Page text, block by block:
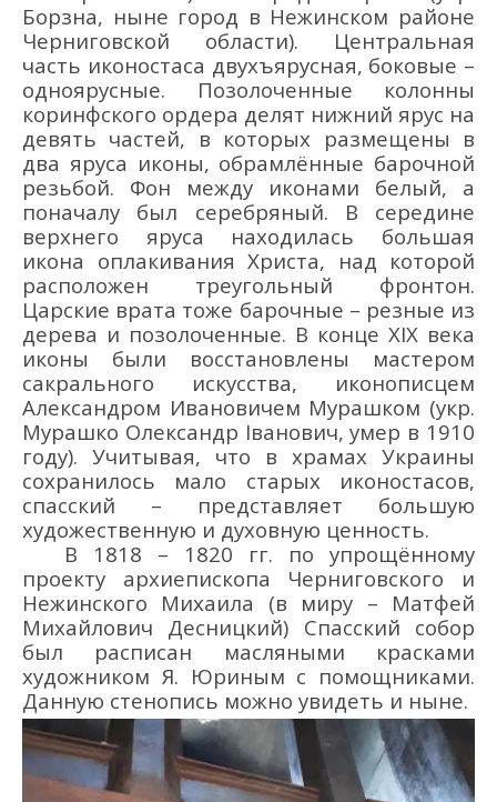
Борзна, ныне город в Нежинском районе
Черниговской области). Центральная
часть иконостаса двухъярусная, боковые –
одноярусные. Позолоченные колонны
коринфского ордера делят нижний ярус на
девять частей, в которых размещены в
два яруса иконы, обрамлённые барочной
резьбой. Фон между иконами белый, а
поначалу был серебряный. В середине
верхнего яруса находилась большая
икона оплакивания Христа, над которой
расположен треугольный фронтон.
Царские врата тоже барочные – резные из
дерева и позолоченные. В конце ХІХ века
иконы были восстановлены мастером
сакрального искусства, иконописцем
Александром Ивановичем Мурашком (укр.
Мурашко Олександр Іванович, умер в 1910
году). Учитывая, что в храмах Украины
сохранилось мало старых иконостасов,
спасский – представляет большую
художественную и духовную ценность.
В 1818 – 1820 гг. по упрощённому
проекту архиепископа Черниговского и
Нежинского Михаила (в миру – Матфей
Михайлович Десницкий) Спасский собор
был расписан масляными красками
художником Я. Юриным с помощниками.
Данную стенопись можно увидеть и ныне.